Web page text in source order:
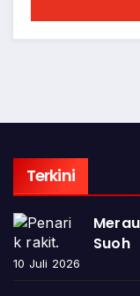
Terkini
Suoh
10 Juli 2026